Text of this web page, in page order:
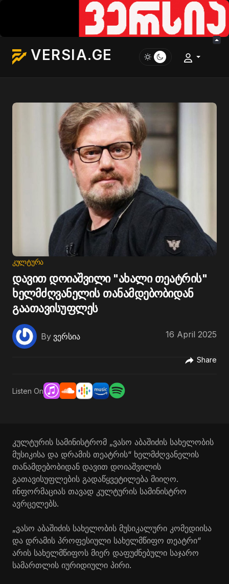
VERSIA.GE
ᲙᲣᲚᲢᲣᲠᲐ
დავით დოიაშვილი "ახალი თეატრის"
ხელმძღვანელის თანამდებობიდან
გაათავისუფლეს
By ვერსია 16 April 2025
Share
Listen On
კულტურის სამინისტრომ „ვასო აბაშიძის სახელობის
მუსიკისა და დრამის თეატრის“ ხელმძღვანელის
თანამდებობიდან დავით დოიაშვილის
გათავისუფლების გადაწყვეტილება მიიღო.
ინფორმაციას თავად კულტურის სამინისტრო
ავრცელებს.
„ვასო აბაშიძის სახელობის მუსიკალური კომედიისა
და დრამის პროფესიული სახელმწიფო თეატრი“
არის სახელმწიფოს მიერ დაფუძნებული საჯარო
სამართლის იურიდიული პირი.